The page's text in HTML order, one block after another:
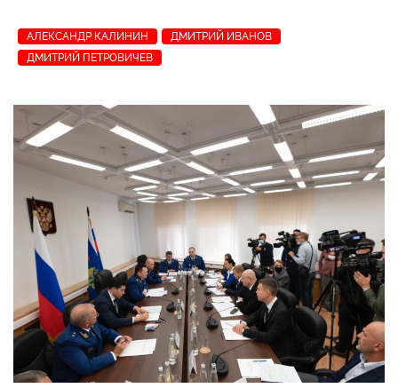
АЛЕКСАНДР КАЛИНИН
ДМИТРИЙ ИВАНОВ
ДМИТРИЙ ПЕТРОВИЧЕВ